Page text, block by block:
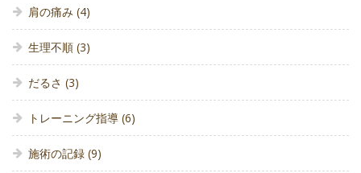
肩の痛み (4)
生理不順 (3)
だるさ (3)
トレーニング指導 (6)
施術の記録 (9)